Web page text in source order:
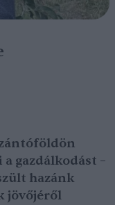
gazdálkodást –
hazánk
jövőjéről